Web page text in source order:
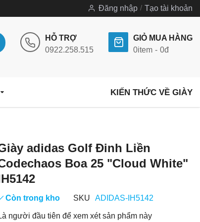
Đăng nhập Tạo tài khoản
HỖ TRỢ
0922.258.515
GIỎ MUA HÀNG
0item 0đ
KIẾN THỨC VỀ GIÀY
adidas Golf Đinh Liền
Boa 25 "Cloud White"
Còn trong kho SKU ADIDAS-IH5142
người đầu tiên để xem xét sản phẩm này